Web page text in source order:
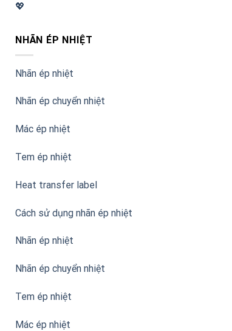
💖
NHÃN ÉP NHIỆT
Nhãn ép nhiệt
Nhãn ép chuyển nhiệt
Mác ép nhiệt
Tem ép nhiệt
Heat transfer label
Cách sử dụng nhãn ép nhiệt
Nhãn ép nhiệt
Nhãn ép chuyển nhiệt
Tem ép nhiệt
Mác ép nhiệt